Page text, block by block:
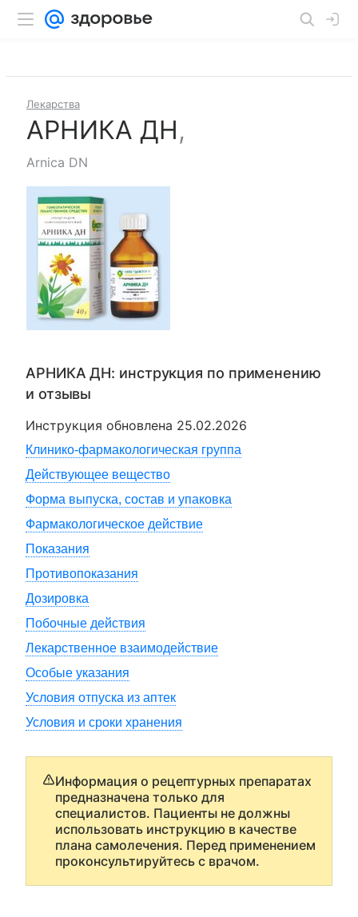
Лекарства
АРНИКА ДН,
Arnica DN
АРНИКА ДН: инструкция по применению
и отзывы
Инструкция обновлена 25.02.2026
Клинико-фармакологическая группа
Действующее вещество
Форма выпуска, состав и упаковка
Фармакологическое действие
Показания
Противопоказания
Дозировка
Побочные действия
Лекарственное взаимодействие
Особые указания
Условия отпуска из аптек
Условия и сроки хранения
Информация о рецептурных препаратах
предназначена только для
специалистов. Пациенты не должны
использовать инструкцию в качестве
плана самолечения. Перед применением
проконсультируйтесь с врачом.